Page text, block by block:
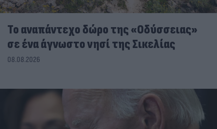
To αναπάντεχο δώρο της «Οδύσσειας»
σε ένα άγνωστο νησί της Σικελίας
08.08.2026